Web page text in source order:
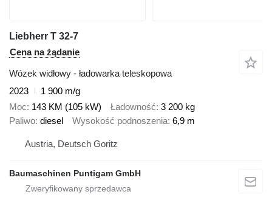
Liebherr T 32-7
Cena na żądanie
Wózek widłowy - ładowarka teleskopowa
2023
1 900 m/g
Moc 143 KM (105 kW) Ładowność 3 200 kg
Paliwo diesel Wysokość podnoszenia 6,9 m
Austria, Deutsch Goritz
Baumaschinen Puntigam GmbH